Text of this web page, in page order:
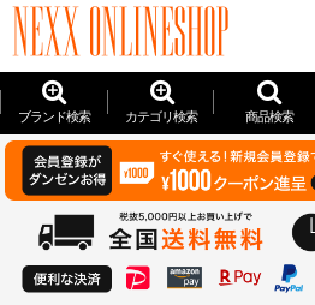
ブランド検索 カテゴリ検索 商品検索